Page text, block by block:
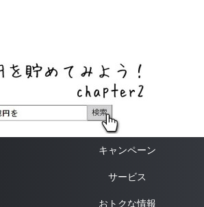
キャンペーン
サービス
おトクな情報